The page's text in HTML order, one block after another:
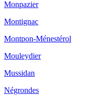
Monpazier
Montignac
Montpon-Ménestérol
Mouleydier
Mussidan
Négrondes